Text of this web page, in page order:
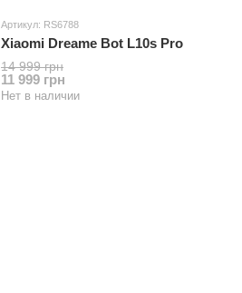
Артикул: RS6788
Xiaomi Dreame Bot L10s Pro
14 999 грн
11 999 грн
Нет в наличии